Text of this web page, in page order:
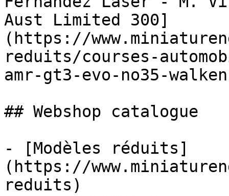
Aust Limited 300]
(https://
reduits/courses-
amr-gt3-evo-no35-
## Webshop catalogue
- [Modèles réduits]
(https://
reduits)